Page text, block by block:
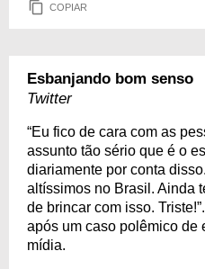
COPIAR
Esbanjando bom senso
Twitter
“Eu fico de cara com as
assunto tão sério que é o
diariamente por conta
altíssimos no Brasil. Ainda
de brincar com isso.
após um caso polêmico de
mídia.